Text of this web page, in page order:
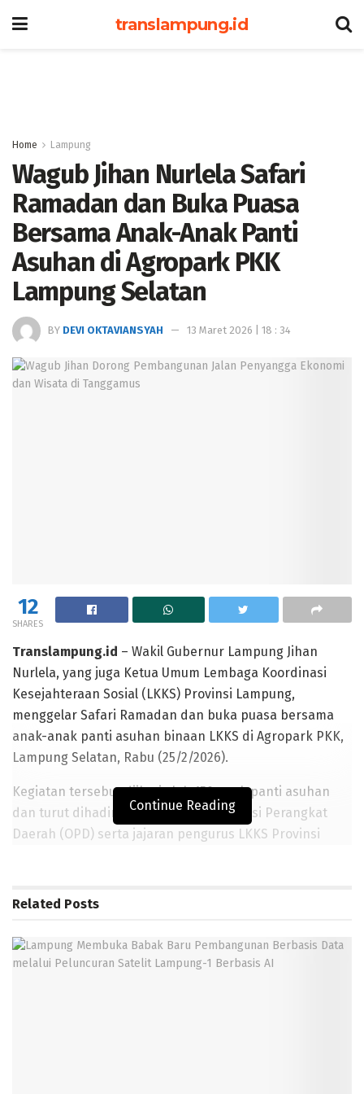
translampung.id
Home Lampung
Wagub Jihan Nurlela Safari
Ramadan dan Buka Puasa
Bersama Anak-Anak Panti
Asuhan di Agropark PKK
Lampung Selatan
BY DEVI OKTAVIANSYAH 13 Maret 2026 | 18 : 34
12
SHARES
Translampung.id – Wakil Gubernur Lampung Jihan
Nurlela, yang juga Ketua Umum Lembaga Koordinasi
Kesejahteraan Sosial (LKKS) Provinsi Lampung,
menggelar Safari Ramadan dan buka puasa bersama
anak-anak panti asuhan binaan LKKS di Agropark PKK,
Lampung Selatan, Rabu (25/2/2026).
Kegiatan tersebut diikuti oleh 150 anak panti asuhan
dan turut dihadiri para kepala Organisasi Perangkat
Daerah (OPD) serta jajaran pengurus LKKS Provinsi
Wakil Gubernur dan anak-anak berkeliling kawasan
hidroponik di greenhouse.
Continue Reading
Related Posts